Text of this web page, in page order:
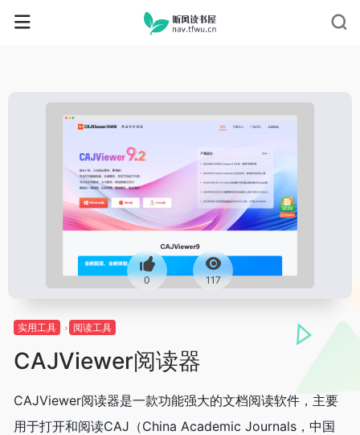
0 117
实用工具 阅读工具
CAJViewer阅读器
CAJViewer阅读器是一款功能强大的文档阅读软件，主要
用于打开和阅读CAJ（China Academic Journals，中国